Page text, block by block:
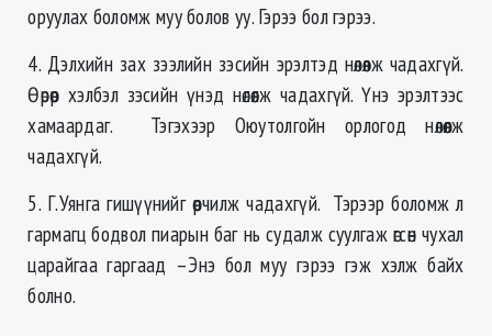
оруулах боломж муу болов уу. Гэрээ бол гэрээ.
4. Дэлхийн зах зээлийн зэсийн эрэлтэд нөлөөлж чадахгүй.
Өөрөөр хэлбэл зэсийн үнэд нөлөөлж чадахгүй. Үнэ эрэлтээс
хамаардаг. Тэгэхээр Оюутолгойн орлогод нөлөөлж
чадахгүй.
5. Г.Уянга гишүүнийг өөрчилж чадахгүй. Тэрээр боломж л
гармагц бодвол пиарын баг нь судалж суулгаж өгсөн чухал
царайгаа гаргаад –Энэ бол муу гэрээ гэж хэлж байх
болно.